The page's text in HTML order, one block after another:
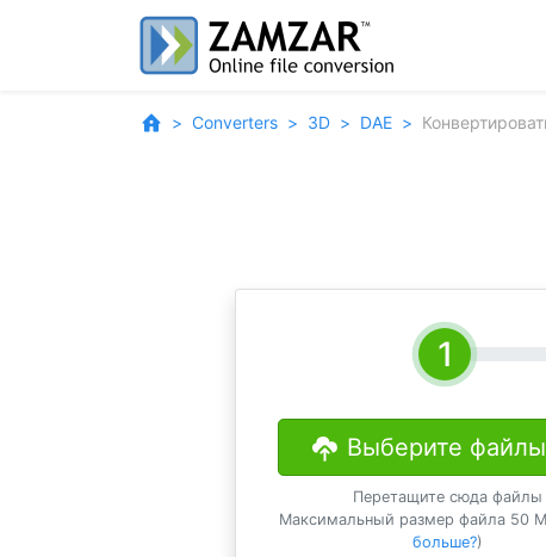
Converters 3D DAE
Выберите файлы
Перетащите сюда файлы
Максимальный размер файла 50
больше?)